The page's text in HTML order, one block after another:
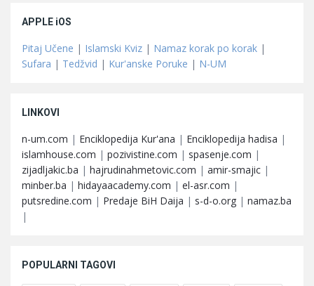
APPLE iOS
Pitaj Učene | Islamski Kviz | Namaz korak po korak |
Sufara | Tedžvid | Kur'anske Poruke | N-UM
LINKOVI
n-um.com | Enciklopedija Kur'ana | Enciklopedija hadisa |
islamhouse.com | pozivistine.com | spasenje.com |
zijadljakic.ba | hajrudinahmetovic.com | amir-smajic |
minber.ba | hidayaacademy.com | el-asr.com |
putsredine.com | Predaje BiH Daija | s-d-o.org | namaz.ba
|
POPULARNI TAGOVI